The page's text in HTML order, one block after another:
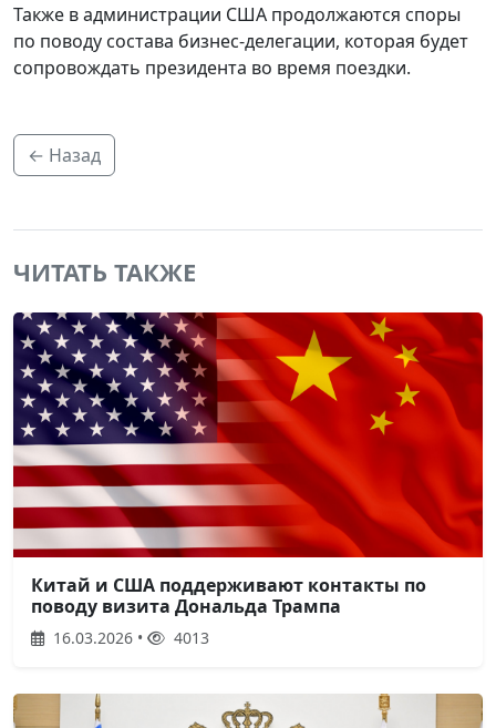
Также в администрации США продолжаются споры
по поводу состава бизнес-делегации, которая будет
сопровождать президента во время поездки.
← Назад
ЧИТАТЬ ТАКЖЕ
Китай и США поддерживают контакты по
поводу визита Дональда Трампа
16.03.2026 • 4013